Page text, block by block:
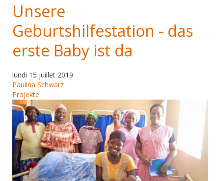
Unsere
Geburtshilfestation - das
erste Baby ist da
lundi 15 juillet 2019
Paulina Schwarz
Projekte